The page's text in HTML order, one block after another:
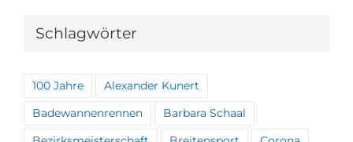
Schlagwörter
100 Jahre Alexander Kunert
Badewannenrennen Barbara Schaal